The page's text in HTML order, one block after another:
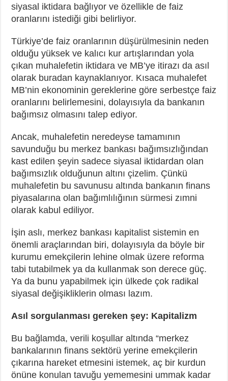
siyasal iktidara bağlıyor ve özellikle de faiz
oranlarını istediği gibi belirliyor.
Türkiye’de faiz oranlarının düşürülmesinin neden
olduğu yüksek ve kalıcı kur artışlarından yola
çıkan muhalefetin iktidara ve MB’ye itirazı da asıl
olarak buradan kaynaklanıyor. Kısaca muhalefet
MB’nin ekonominin gereklerine göre serbestçe faiz
oranlarını belirlemesini, dolayısıyla da bankanın
bağımsız olmasını talep ediyor.
Ancak, muhalefetin neredeyse tamamının
savunduğu bu merkez bankası bağımsızlığından
kast edilen şeyin sadece siyasal iktidardan olan
bağımsızlık olduğunun altını çizelim. Çünkü
muhalefetin bu savunusu altında bankanın finans
piyasalarına olan bağımlılığının sürmesi zımni
olarak kabul ediliyor.
İşin aslı, merkez bankası kapitalist sistemin en
önemli araçlarından biri, dolayısıyla da böyle bir
kurumu emekçilerin lehine olmak üzere reforma
tabi tutabilmek ya da kullanmak son derece güç.
Ya da bunu yapabilmek için ülkede çok radikal
siyasal değişikliklerin olması lazım.
Asıl sorgulanması gereken şey: Kapitalizm
Bu bağlamda, verili koşullar altında “merkez
bankalarının finans sektörü yerine emekçilerin
çıkarına hareket etmesini istemek, aç bir kurdun
önüne konulan tavuğu yememesini ummak kadar